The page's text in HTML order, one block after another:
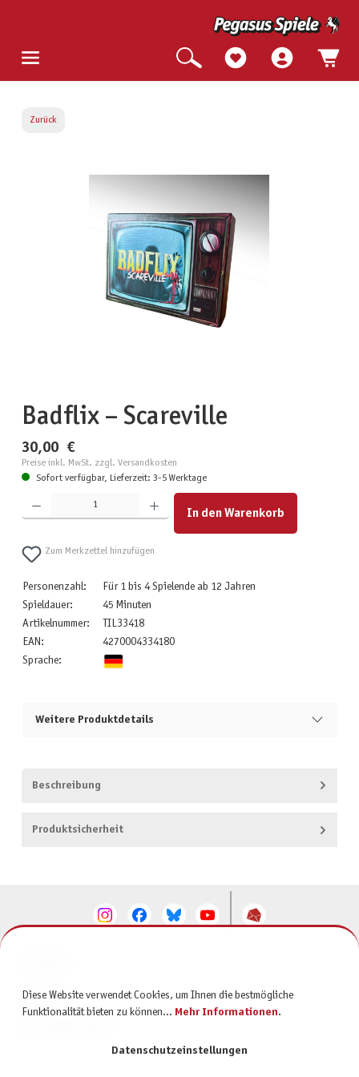
Zurück
Badflix – Scareville
30,00 €
Preise inkl. MwSt. zzgl. Versandkosten
Sofort verfügbar, Lieferzeit: 3-5 Werktage
Produkt Anzahl: Gib den gewünschten Wert ein oder benutze die Schaltflächen um die Anzahl zu
In den Warenkorb
Zum Merkzettel hinzufügen
Personenzahl:
Für 1 bis 4 Spielende ab 12 Jahren
Spieldauer:
45 Minuten
Artikelnummer:
TIL33418
EAN:
4270004334180
Sprache:
Weitere Produktdetails
Beschreibung
Produktsicherheit
SERVICE
Diese Website verwendet Cookies, um Ihnen die bestmögliche
Funktionalität bieten zu können... Mehr Informationen.
Datenschutzeinstellungen